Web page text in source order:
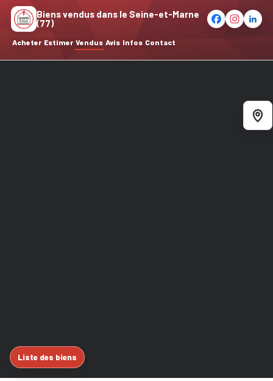
Acheter Estimer Vendus Avis Infos Contact
Biens vendus dans le Seine-et-Marne
(77)
Liste des biens